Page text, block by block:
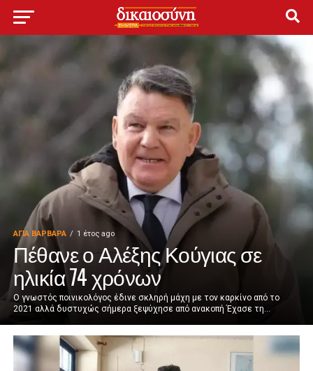
ΑΓΙΑ ΒΑΡΒΑΡΑ 1 έτος ago
Πέθανε ο Αλέξης Κούγιας σε
ηλικία 74 χρόνων
Ο γνωστός ποινικολόγος έδινε σκληρή μάχη με τον καρκίνο από το
2021 αλλά δυστυχώς σήμερα ξεψύχησε από ανακοπή Έχασε τη...